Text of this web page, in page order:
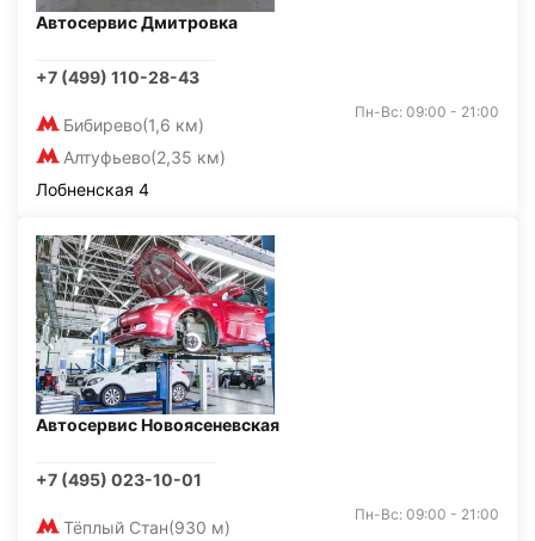
Автосервис Дмитровка
+7 (499) 110-28-43
Бибирево(1,6 км)
Алтуфьево(2,35 км)
Пн-Вс: 09:00 - 21:00
Лобненская 4
Автосервис Новоясеневская
+7 (495) 023-10-01
Тёплый Стан(930 м)
Пн-Вс: 09:00 - 21:00